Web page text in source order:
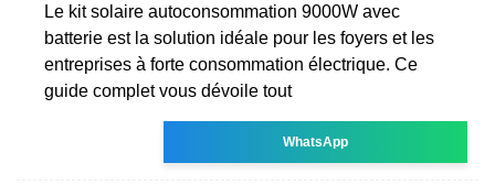
Le kit solaire autoconsommation 9000W avec
batterie est la solution idéale pour les foyers et les
entreprises à forte consommation électrique. Ce
guide complet vous dévoile tout
WhatsApp